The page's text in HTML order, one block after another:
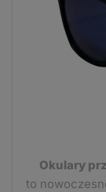
Okulary
to